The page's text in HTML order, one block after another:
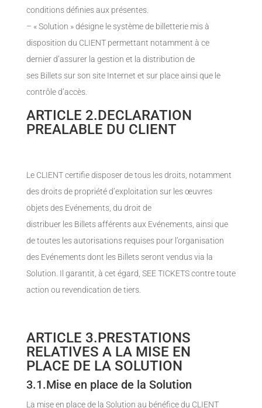
conditions définies aux présentes.
– « Solution » désigne le système de billetterie mis à
disposition du CLIENT permettant notamment à ce
dernier d’assurer la gestion et la distribution de
ses Billets sur son site Internet et sur place ainsi que le
contrôle d’accès.
ARTICLE 2.DECLARATION
PREALABLE DU CLIENT
Le CLIENT certifie disposer de tous les droits, notamment
des droits de propriété d’exploitation sur les œuvres
objets des Evénements, du droit de
distribuer les Billets afférents aux Evénements, ainsi que
de toutes les autorisations requises pour l’organisation
des Evénements dont les Billets seront vendus via la
Solution. Il garantit, à cet égard, SEE TICKETS contre toute
action ou revendication de tiers.
ARTICLE 3.PRESTATIONS
RELATIVES A LA MISE EN
PLACE DE LA SOLUTION
3.1.Mise en place de la Solution
La mise en place de la Solution au bénéfice du CLIENT